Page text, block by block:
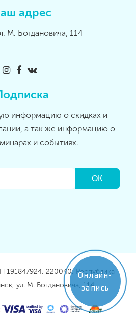
адрес
М. Богдановича, 114
информацию о скидках и
а так же информацию о
и событиях.
220040, Республика
ул. М. Богдановича, 114
Онлайн-
запись